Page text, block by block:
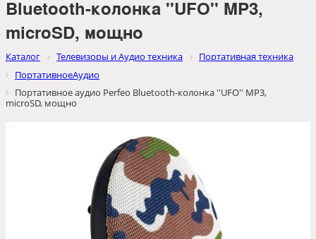
Bluetooth-колонка ''UFO'' MP3,
microSD, мощно
Каталог Телевизоры и Аудио техника
Портативная техника
ПортативноеАудио
Портативное аудио Perfeo Bluetooth-колонка ''UFO'' MP3,
microSD, мощно